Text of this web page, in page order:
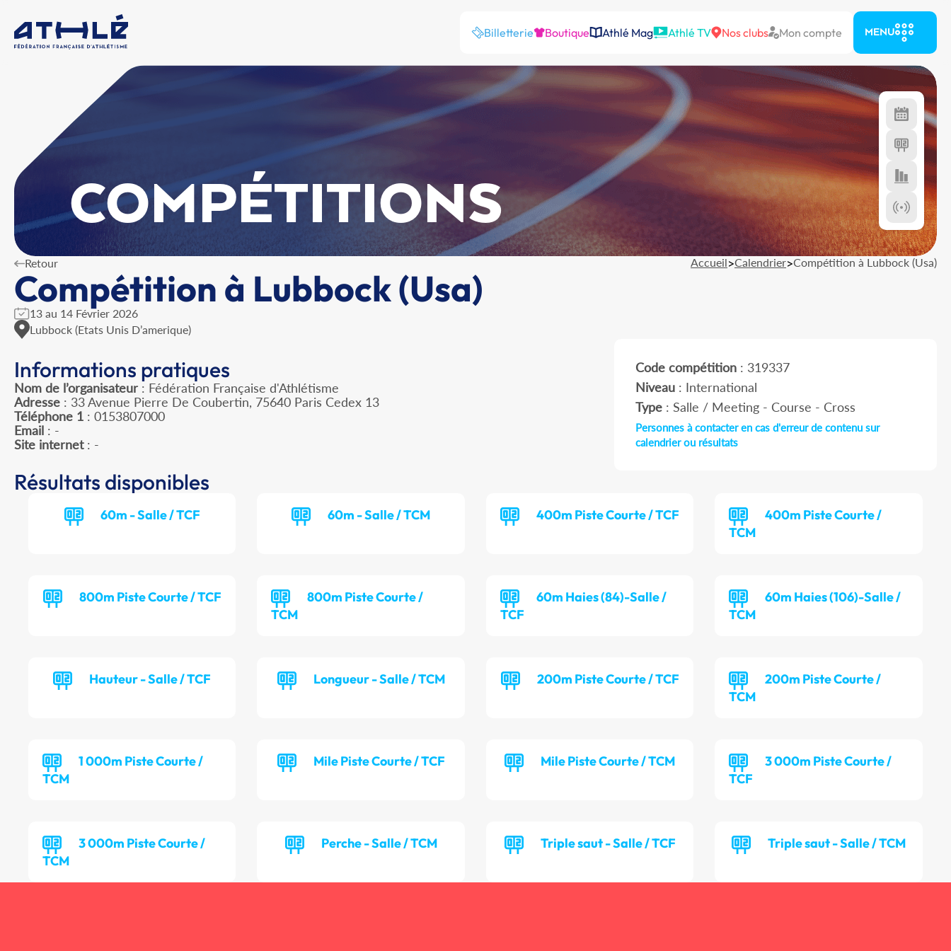
Billetterie Boutique Athlé Mag Athlé TV Nos clubs Mon compte MENU
COMPÉTITIONS
Retour Accueil>Calendrier>Compétition à Lubbock (Usa)
Compétition à Lubbock (Usa)
13 au 14 Février 2026
Lubbock (Etats Unis D’amerique)
Informations pratiques
Nom de l’organisateur : Fédération Française d'Athlétisme
Adresse : 33 Avenue Pierre De Coubertin, 75640 Paris Cedex 13
Téléphone 1 : 0153807000
Email : -
Site internet: -
Code compétition: 319337
Niveau: International
Type: Salle / Meeting - Course - Cross
Personnes à contacter en cas d'erreur de contenu sur
calendrier ou résultats
Résultats disponibles
60m - Salle / TCF 60m - Salle / TCM 400m Piste Courte / TCF
400m Piste Courte /
TCM
800m Piste Courte / TCF
800m Piste Courte /
TCM
60m Haies (84)-Salle /
TCF
60m Haies (106)-Salle /
TCM
Hauteur - Salle / TCF Longueur - Salle / TCM 200m Piste Courte / TCF
200m Piste Courte /
TCM
1 000m Piste Courte /
TCM
Mile Piste Courte / TCF Mile Piste Courte / TCM
3 000m Piste Courte /
TCF
3 000m Piste Courte /
TCM
Perche - Salle / TCM Triple saut - Salle / TCF Triple saut - Salle / TCM